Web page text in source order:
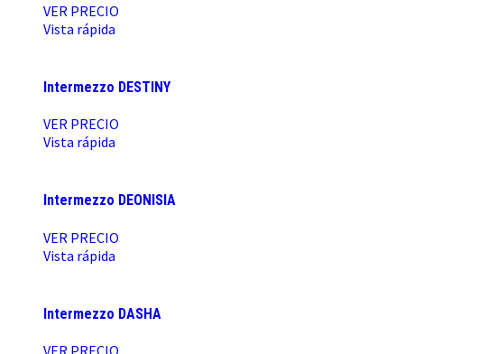
VER PRECIO
Vista rápida
Intermezzo DESTINY
VER PRECIO
Vista rápida
Intermezzo DEONISIA
VER PRECIO
Vista rápida
Intermezzo DASHA